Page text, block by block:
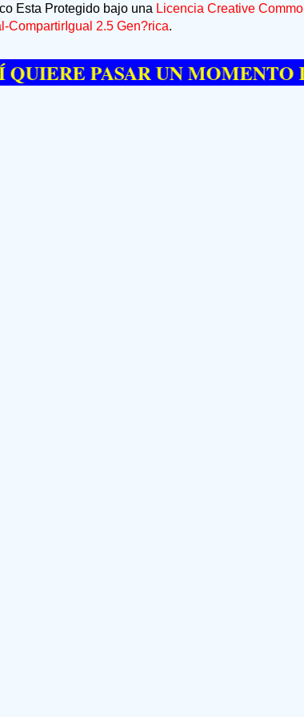
Esta Protegido bajo una Licencia Creative
CompartirIgual 2.5 Gen?rica.
UN MOMENTO DE